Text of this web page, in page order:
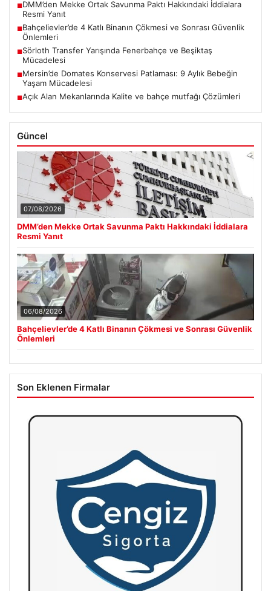
■DMM’den Mekke Ortak Savunma Paktı Hakkındaki İddialara
Resmi Yanıt
■Bahçelievler’de 4 Katlı Binanın Çökmesi ve Sonrası Güvenlik
Önlemleri
■Sörloth Transfer Yarışında Fenerbahçe ve Beşiktaş
Mücadelesi
■Mersin’de Domates Konservesi Patlaması: 9 Aylık Bebeğin
Yaşam Mücadelesi
■Açık Alan Mekanlarında Kalite ve bahçe mutfağı Çözümleri
Güncel
07/08/2026
DMM’den Mekke Ortak Savunma Paktı Hakkındaki İddialara
Resmi Yanıt
06/08/2026
Bahçelievler’de 4 Katlı Binanın Çökmesi ve Sonrası Güvenlik
Önlemleri
Son Eklenen Firmalar